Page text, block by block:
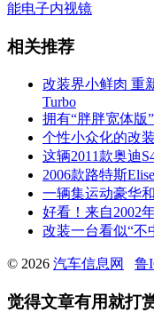
能电子内视镜
相关推荐
改装界小鲜肉 重
Turbo
拥有“胖胖宽体版
个性小众化的改
这辆2011款奥迪
2006款路特斯
一辆集运动豪华
好看！来自2002
改装一台看似“不
© 2026 汽车信息网 鲁
觉得文章有用就打